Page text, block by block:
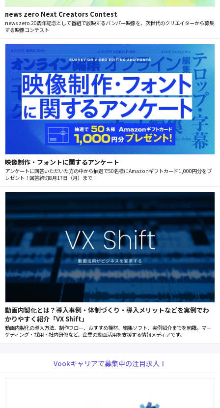
news zero Next Creators Contest
news zero 20周年記念として番組で放映するバンパー映像を、次世代のクリエイターから募集
する映像コンテスト
映像制作・フォントに関するアンケート
アンケートに回答いただいた方の中から抽選で50名様にAmazonギフトカード1,000円分をプ
レゼント！回答締切8月17日（月）まで！
動画内製化とは？導入事例・体制づくり・導入メリットなどを実例でわ
かりやすく紹介「VX Shift」
動画内製化の導入方法、制作フロー、おすすめ機材、編集ソフト、実例紹介までを網羅。マー
ケティング・採用・社内研修など、企業の動画活用を支援する情報メディアです。
Vookキャリアで募集中の注目求人！